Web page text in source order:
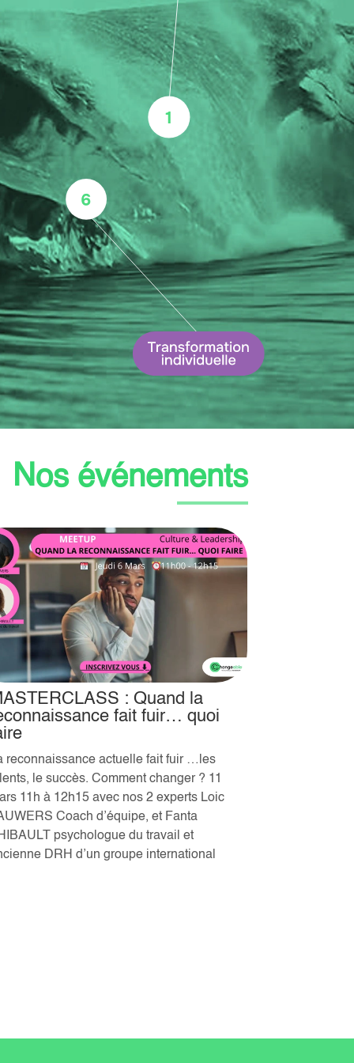
Nos événements
: Quand la
fait fuir… quoi
reconnaissance actuelle fait fuir …les
le succès. Comment changer ? 11
11h à 12h15 avec nos 2 experts Loic
Coach d’équipe, et Fanta
psychologue du travail et
DRH d’un groupe international